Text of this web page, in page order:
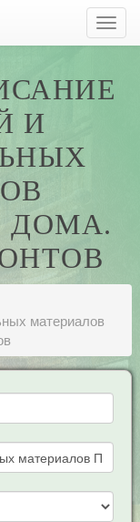
И
ДОМА.
материалов